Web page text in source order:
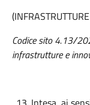
Codice sito 4.13/
infrastrutture e